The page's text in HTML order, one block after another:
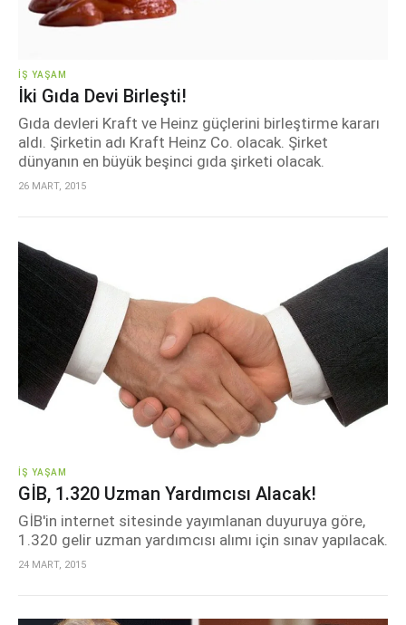
İŞ YAŞAM
İki Gıda Devi Birleşti!
Gıda devleri Kraft ve Heinz güçlerini birleştirme kararı
aldı. Şirketin adı Kraft Heinz Co. olacak. Şirket
dünyanın en büyük beşinci gıda şirketi olacak.
26 MART, 2015
İŞ YAŞAM
GİB, 1.320 Uzman Yardımcısı Alacak!
GİB'in internet sitesinde yayımlanan duyuruya göre,
1.320 gelir uzman yardımcısı alımı için sınav yapılacak.
24 MART, 2015